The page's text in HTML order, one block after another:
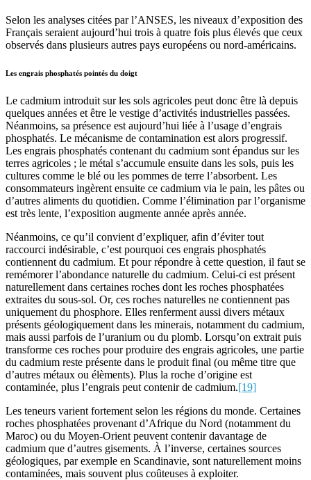
Selon les analyses citées par l’ANSES, les niveaux d’exposition des
Français seraient aujourd’hui trois à quatre fois plus élevés que ceux
observés dans plusieurs autres pays européens ou nord-américains.
Les engrais phosphatés pointés du doigt
Le cadmium introduit sur les sols agricoles peut donc être là depuis
quelques années et être le vestige d’activités industrielles passées.
Néanmoins, sa présence est aujourd’hui liée à l’usage d’engrais
phosphatés. Le mécanisme de contamination est alors progressif.
Les engrais phosphatés contenant du cadmium sont épandus sur les
terres agricoles ; le métal s’accumule ensuite dans les sols, puis les
cultures comme le blé ou les pommes de terre l’absorbent. Les
consommateurs ingèrent ensuite ce cadmium via le pain, les pâtes ou
d’autres aliments du quotidien. Comme l’élimination par l’organisme
est très lente, l’exposition augmente année après année.
Néanmoins, ce qu’il convient d’expliquer, afin d’éviter tout
raccourci indésirable, c’est pourquoi ces engrais phosphatés
contiennent du cadmium. Et pour répondre à cette question, il faut se
remémorer l’abondance naturelle du cadmium. Celui-ci est présent
naturellement dans certaines roches dont les roches phosphatées
extraites du sous-sol. Or, ces roches naturelles ne contiennent pas
uniquement du phosphore. Elles renferment aussi divers métaux
présents géologiquement dans les minerais, notamment du cadmium,
mais aussi parfois de l’uranium ou du plomb. Lorsqu’on extrait puis
transforme ces roches pour produire des engrais agricoles, une partie
du cadmium reste présente dans le produit final (ou même titre que
d’autres métaux ou élèments). Plus la roche d’origine est
contaminée, plus l’engrais peut contenir de cadmium.[19]
Les teneurs varient fortement selon les régions du monde. Certaines
roches phosphatées provenant d’Afrique du Nord (notamment du
Maroc) ou du Moyen-Orient peuvent contenir davantage de
cadmium que d’autres gisements. À l’inverse, certaines sources
géologiques, par exemple en Scandinavie, sont naturellement moins
contaminées, mais souvent plus coûteuses à exploiter.